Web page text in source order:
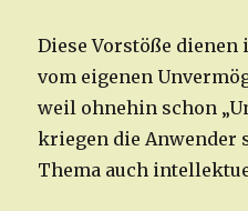
Diese Vorstöße dienen
vom eigenen
weil ohnehin schon
kriegen die Anwender
Thema auch